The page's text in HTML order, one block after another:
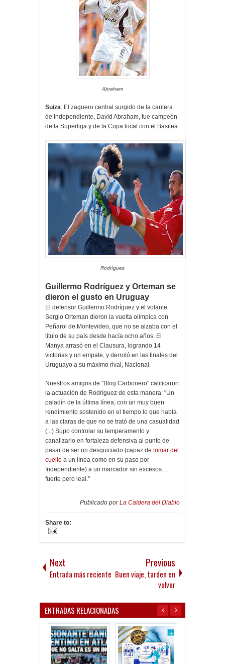
Abraham
Suiza: El zaguero central surgido de la cantera
de Independiente, David Abraham, fue campeón
de la Superliga y de la Copa local con el Basilea.
Rodríguez
Guillermo Rodríguez y Orteman se
dieron el gusto en Uruguay
El defensor Guillermo Rodríguez y el volante
Sergio Orteman dieron la vuelta olímpica con
Peñarol de Montevideo, que no se alzaba con el
título de su país desde hacía ocho años. El
Manya arrasó en el Clausura, logrando 14
victorias y un empate, y derrotó en las finales del
Uruguayo a su máximo rival, Nacional.
Nuestros amigos de "Blog Carbonero" calificaron
la actuación de Rodríguez de esta manera: "Un
paladín de la última línea, con un muy buen
rendimiento sostenido en el tiempo lo que habla
a las claras de que no se trató de una casualidad
(...) Supo controlar su temperamento y
canalizarlo en fortaleza defensiva al punto de
pasar de ser un desquiciado (capaz de tomar del
cuello a un línea como en su paso por
Independiente) a un marcador sin excesos…
fuerte pero leal."
Publicado porLa Caldera del Diablo
Share to:
Next
Entrada más reciente
Previous
Buen viaje, tarden en
volver
ENTRADAS RELACIONADAS